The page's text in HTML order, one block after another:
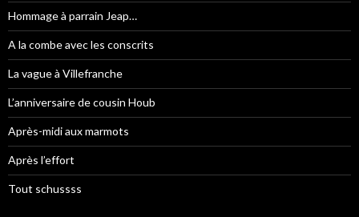
Hommage à parrain Jeap…
A la combe avec les conscrits
La vague à Villefranche
L’anniversaire de cousin Houb
Après-midi aux marmots
Après l’effort
Tout schussss